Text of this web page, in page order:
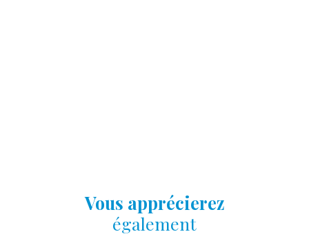
Vous apprécierez
également